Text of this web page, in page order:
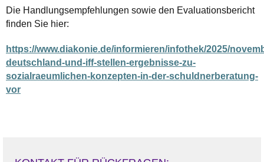
Die Handlungsempfehlungen sowie den Evaluationsbericht
finden Sie hier:
https://www.diakonie.de/informieren/infothek/2025/
deutschland-und-iff-stellen-ergebnisse-zu-
sozialraeumlichen-konzepten-in-der-schuldnerberatung-
vor